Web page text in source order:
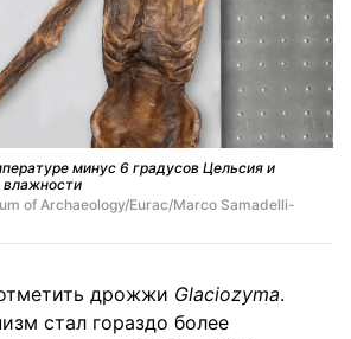
минус 6 градусов Цельсия и
влажности
of Archaeology/Eurac/Marco Samadelli-
дрожжи Glaciozyma.
стал гораздо более